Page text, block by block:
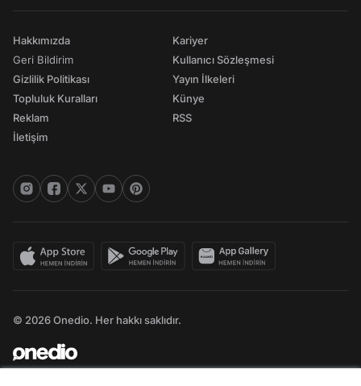
Hakkımızda
Geri Bildirim
Gizlilik Politikası
Topluluk Kuralları
Reklam
İletişim
Kariyer
Kullanıcı Sözleşmesi
Yayın İlkeleri
Künye
RSS
© 2026 Onedio. Her hakkı saklıdır.